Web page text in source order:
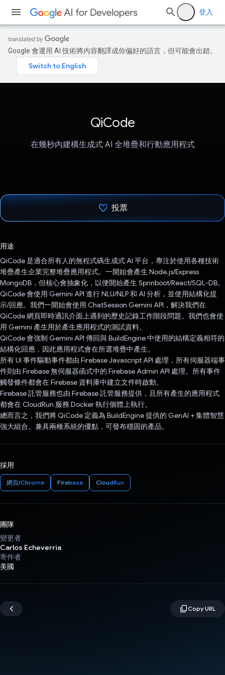
登入
Google 會運用 AI 技術將內容翻譯成你偏好的語言，但可能會出錯。
QiCode
在幾秒內建構生成式 AI 全堆疊和行動應用程式
投票
用途
QiCode 是適合所有人的無程式碼生成式 AI 平台，專注於使用各種技術
堆疊產生企業完整堆疊應用程式。一開始會產生 Node.js/Express
MongoDB，但核心會抽象化，以便開始產生 Sprinboot/React/SQL-DB。
QiCode 會使用 Gemini API 進行 NLU/NLP 和 AI 分析，並使用結構化提
示/回應。我們一開始會使用 ChatSession Gemini API，解決我們在
QiCode 網頁即時通訊介面上遇到的歷史記錄工作階段問題。我們也會使
用 Gemini 產生用於產生應用程式的測試資料。
QiCode 會強制 Gemini API 傳回與 BuildEngine 中使用的結構定義相符的
結構化回應，因此應用程式會在所選堆疊中產生。
所有 UI 事件驅動事件都由 Firebase Javascript API 處理，所有伺服器端事
件則由 Firebase 無伺服器函式中的 Firebase Admin API 處理。所有事件
觸發條件都會在 Firebase 資料庫中建立文件時啟動。
Firebase 託管服務也由 Firebase 託管服務提供，且所有產生的應用程式
都會在 CloudRun 服務 Docker 執行個體上執行。
總而言之，我們將 QiCode 定義為 BuildEngine 提供的 GenAI + 集體智慧
強大組合。兼具兩種系統的優點，可發布穩固的產品。
採用
網頁/Chrome Firebase CloudRun
團隊
變更者
Carlos Echeverria
寄件者
美國